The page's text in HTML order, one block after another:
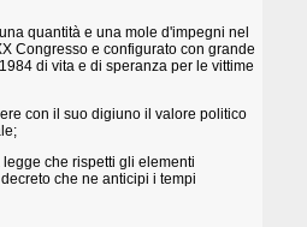
quantità e una mole d'impegni nel
Congresso e configurato con grande
di vita e di speranza per le vittime
con il suo digiuno il valore politico
che rispetti gli elementi
che ne anticipi i tempi